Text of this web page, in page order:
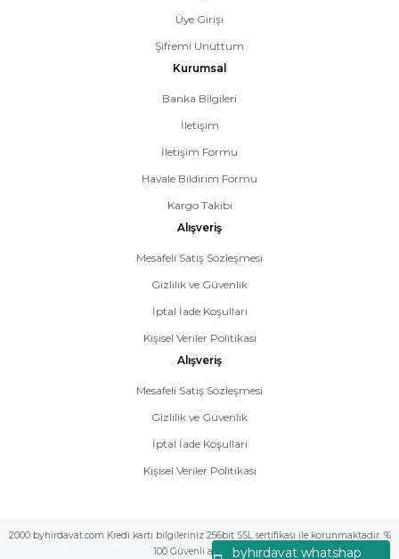
byhırdavat whatshap
Üye Girişi
Şifremi Unuttum
Kurumsal
Banka Bilgileri
İletişim
İletişim Formu
Havale Bildirim Formu
Kargo Takibi
Alışveriş
Mesafeli Satış Sözleşmesi
Gizlilik ve Güvenlik
İptal İade Koşullari
Kişisel Veriler Politikası
Alışveriş
Mesafeli Satış Sözleşmesi
Gizlilik ve Güvenlik
İptal İade Koşullari
Kişisel Veriler Politikası
2000 byhirdavat.com Kredi kartı bilgileriniz 256bit SSL sertifikası ile korunmaktadır. %
100 Güvenli alış veriş